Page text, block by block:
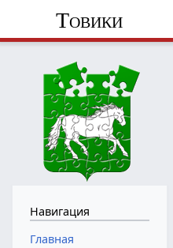
Товики
Навигация
Главная